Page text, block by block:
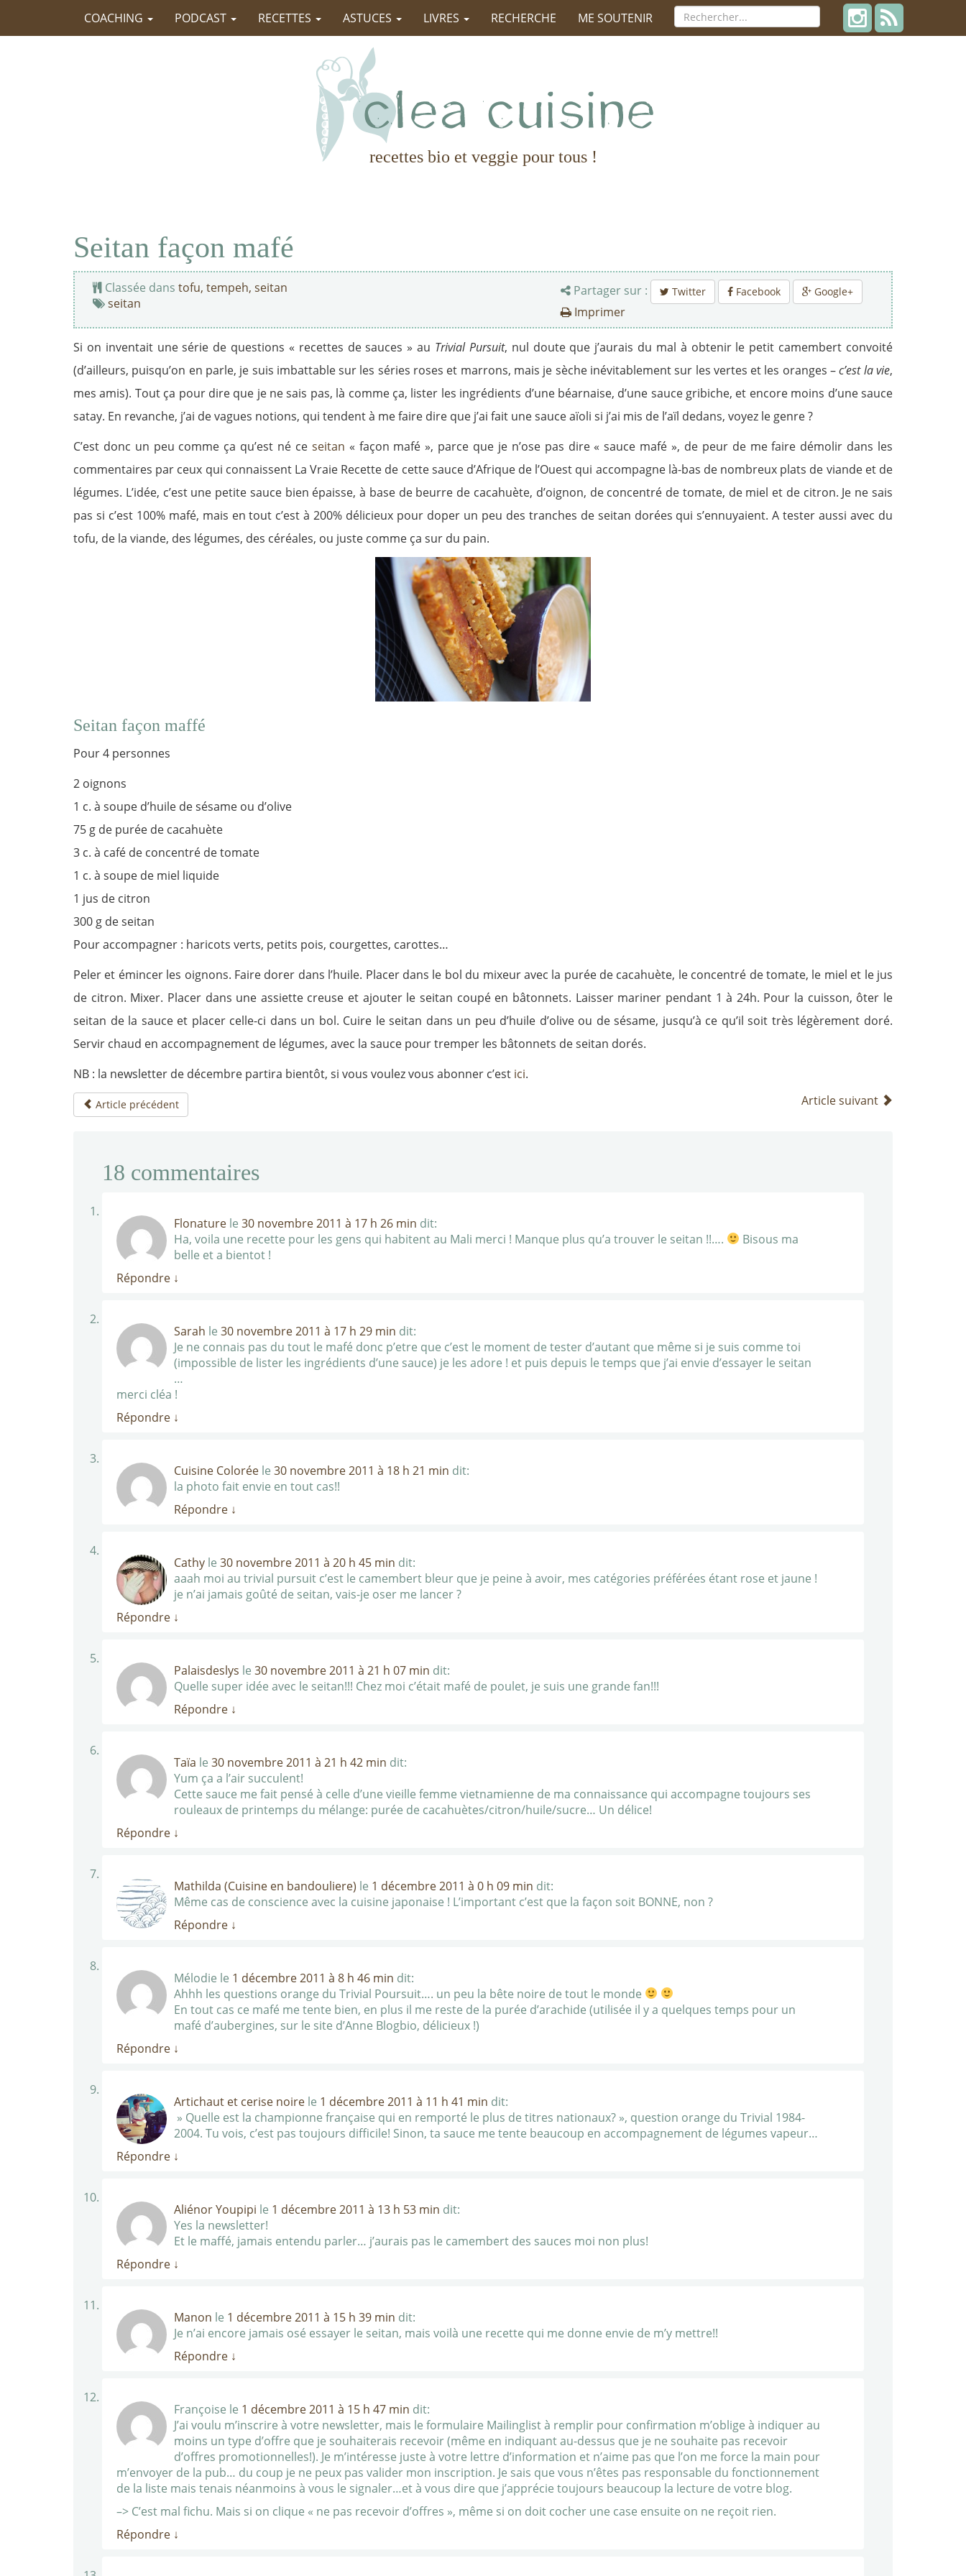
COACHING PODCAST RECETTES ASTUCES LIVRES RECHERCHE ME SOUTENIR
recettes bio et veggie pour tous !
Seitan façon mafé
Classée dans tofu, tempeh, seitan
seitan
Partager sur : Twitter Facebook Google+
Imprimer
Si on inventait une série de questions « recettes de sauces » au Trivial Pursuit, nul doute que j’aurais du mal à obtenir le petit camembert convoité
(d’ailleurs, puisqu’on en parle, je suis imbattable sur les séries roses et marrons, mais je sèche inévitablement sur les vertes et les oranges –c’est la vie,
mes amis). Tout ça pour dire que je ne sais pas, là comme ça, lister les ingrédients d’une béarnaise, d’une sauce gribiche, et encore moins d’une sauce
satay. En revanche, j’ai de vagues notions, qui tendent à me faire dire que j’ai fait une sauce aïoli si j’ai mis de l’aïl dedans, voyez le genre ?
C’est donc un peu comme ça qu’est né ce seitan « façon mafé », parce que je n’ose pas dire « sauce mafé », de peur de me faire démolir dans les
commentaires par ceux qui connaissent La Vraie Recette de cette sauce d’Afrique de l’Ouest qui accompagne là-bas de nombreux plats de viande et de
légumes. L’idée, c’est une petite sauce bien épaisse, à base de beurre de cacahuète, d’oignon, de concentré de tomate, de miel et de citron. Je ne sais
pas si c’est 100% mafé, mais en tout c’est à 200% délicieux pour doper un peu des tranches de seitan dorées qui s’ennuyaient. A tester aussi avec du
tofu, de la viande, des légumes, des céréales, ou juste comme ça sur du pain.
Seitan façon maffé
Pour 4 personnes
2 oignons
1 c. à soupe d’huile de sésame ou d’olive
75 g de purée de cacahuète
3 c. à café de concentré de tomate
1 c. à soupe de miel liquide
1 jus de citron
300 g de seitan
Pour accompagner : haricots verts, petits pois, courgettes, carottes…
Peler et émincer les oignons. Faire dorer dans l’huile. Placer dans le bol du mixeur avec la purée de cacahuète, le concentré de tomate, le miel et le jus
de citron. Mixer. Placer dans une assiette creuse et ajouter le seitan coupé en bâtonnets. Laisser mariner pendant 1 à 24h. Pour la cuisson, ôter le
seitan de la sauce et placer celle-ci dans un bol. Cuire le seitan dans un peu d’huile d’olive ou de sésame, jusqu’à ce qu’il soit très légèrement doré.
Servir chaud en accompagnement de légumes, avec la sauce pour tremper les bâtonnets de seitan dorés.
NB : la newsletter de décembre partira bientôt, si vous voulez vous abonner c’est ici.
Article précédent Article suivant
18 commentaires
Flonature le 30 novembre 2011 à 17 h 26 min dit:
Ha, voila une recette pour les gens qui habitent au Mali merci ! Manque plus qu’a trouver le seitan !!….
Bisous ma
belle et a bientot !
Répondre ↓
Sarah le 30 novembre 2011 à 17 h 29 min dit:
Je ne connais pas du tout le mafé donc p’etre que c’est le moment de tester d’autant que même si je suis comme toi
(impossible de lister les ingrédients d’une sauce) je les adore ! et puis depuis le temps que j’ai envie d’essayer le seitan
…
merci cléa !
Répondre ↓
Cuisine Colorée le 30 novembre 2011 à 18 h 21 min dit:
la photo fait envie en tout cas!!
Répondre ↓
Cathy le 30 novembre 2011 à 20 h 45 min dit:
aaah moi au trivial pursuit c’est le camembert bleur que je peine à avoir, mes catégories préférées étant rose et jaune !
je n’ai jamais goûté de seitan, vais-je oser me lancer ?
Répondre ↓
Palaisdeslys le 30 novembre 2011 à 21 h 07 min dit:
Quelle super idée avec le seitan!!! Chez moi c’était mafé de poulet, je suis une grande fan!!!
Répondre ↓
Taïa le 30 novembre 2011 à 21 h 42 min dit:
Yum ça a l’air succulent!
Cette sauce me fait pensé à celle d’une vieille femme vietnamienne de ma connaissance qui accompagne toujours ses
rouleaux de printemps du mélange: purée de cacahuètes/citron/huile/sucre… Un délice!
Répondre ↓
Mathilda (Cuisine en bandouliere) le 1 décembre 2011 à 0 h 09 min dit:
Même cas de conscience avec la cuisine japonaise ! L’important c’est que la façon soit BONNE, non ?
Répondre ↓
Mélodie le 1 décembre 2011 à 8 h 46 min dit:
Ahhh les questions orange du Trivial Poursuit…. un peu la bête noire de tout le monde
En tout cas ce mafé me tente bien, en plus il me reste de la purée d’arachide (utilisée il y a quelques temps pour un
mafé d’aubergines, sur le site d’Anne Blogbio, délicieux !)
Répondre ↓
Artichaut et cerise noire le 1 décembre 2011 à 11 h 41 min dit:
» Quelle est la championne française qui en remporté le plus de titres nationaux? », question orange du Trivial 1984-
2004. Tu vois, c’est pas toujours difficile! Sinon, ta sauce me tente beaucoup en accompagnement de légumes vapeur…
Répondre ↓
Aliénor Youpipi le 1 décembre 2011 à 13 h 53 min dit:
Yes la newsletter!
Et le maffé, jamais entendu parler… j’aurais pas le camembert des sauces moi non plus!
Répondre ↓
Manon le 1 décembre 2011 à 15 h 39 min dit:
Je n’ai encore jamais osé essayer le seitan, mais voilà une recette qui me donne envie de m’y mettre!!
Répondre ↓
Françoise le 1 décembre 2011 à 15 h 47 min dit:
J’ai voulu m’inscrire à votre newsletter, mais le formulaire Mailinglist à remplir pour confirmation m’oblige à indiquer au
moins un type d’offre que je souhaiterais recevoir (même en indiquant au-dessus que je ne souhaite pas recevoir
d’offres promotionnelles!). Je m’intéresse juste à votre lettre d’information et n’aime pas que l’on me force la main pour
m’envoyer de la pub… du coup je ne peux pas valider mon inscription. Je sais que vous n’êtes pas responsable du fonctionnement
de la liste mais tenais néanmoins à vous le signaler…et à vous dire que j’apprécie toujours beaucoup la lecture de votre blog.
–> C’est mal fichu. Mais si on clique « ne pas recevoir d’offres », même si on doit cocher une case ensuite on ne reçoit rien.
Répondre ↓